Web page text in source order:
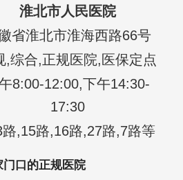
淮北市人民医院
省淮北市淮海西路66号
,综合,正规医院,医保定点
午8:00-12:00,下午14:30-
17:30
路,15路,16路,27路,7路等
口的正规医院